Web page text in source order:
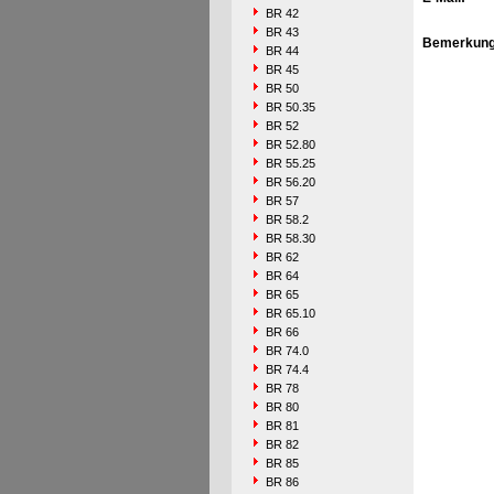
BR 42
BR 43
BR 44
BR 45
BR 50
BR 50.35
BR 52
BR 52.80
BR 55.25
BR 56.20
BR 57
BR 58.2
BR 58.30
BR 62
BR 64
BR 65
BR 65.10
BR 66
BR 74.0
BR 74.4
BR 78
BR 80
BR 81
BR 82
BR 85
BR 86